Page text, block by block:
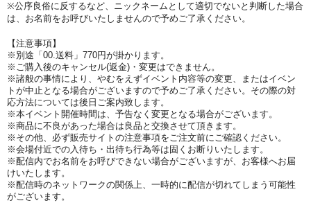
※公序良俗に反するなど、ニックネームとして適切でないと判断した場合
は、お名前をお呼びいたしませんので予めご了承ください。
【注意事項】
※別途「00.送料」770円が掛かります。
※ご購入後のキャンセル(返金)・変更はできません。
※諸般の事情により、やむをえずイベント内容等の変更、またはイベン
トが中止となる場合がございますので予めご了承ください。その際の対
応方法については後日ご案内致します。
※本イベント開催時間は、予告なく変更となる場合がございます。
※商品に不良があった場合は良品と交換させて頂きます。
※その他、必ず販売サイトの注意事項をご注文前にご確認ください。
※会場付近での入待ち・出待ち行為等は固くお断りいたします。
※配信内でお名前をお呼びできない場合がございますが、お客様へお届
けいたします。
※配信時のネットワークの関係上、一時的に配信が切れてしまう可能性
がございます。